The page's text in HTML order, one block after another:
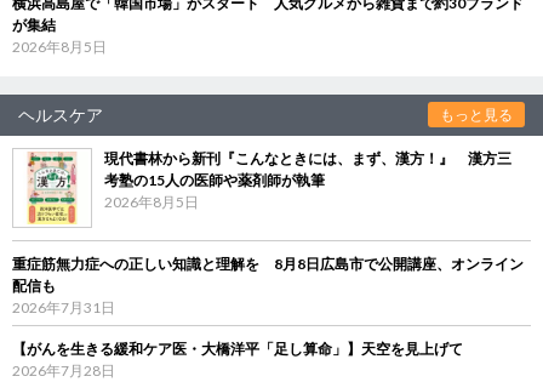
が集結
2026年8月5日
ヘルスケア もっと見る
現代書林から新刊『こんなときには、まず、漢方！』 漢方三
考塾の15人の医師や薬剤師が執筆
2026年8月5日
重症筋無力症への正しい知識と理解を 8月8日広島市で公開講座、オンライン
配信も
2026年7月31日
【がんを生きる緩和ケア医・大橋洋平「足し算命」】天空を見上げて
2026年7月28日